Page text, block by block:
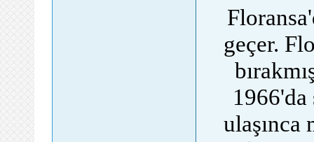
geçer.
ulaşınca